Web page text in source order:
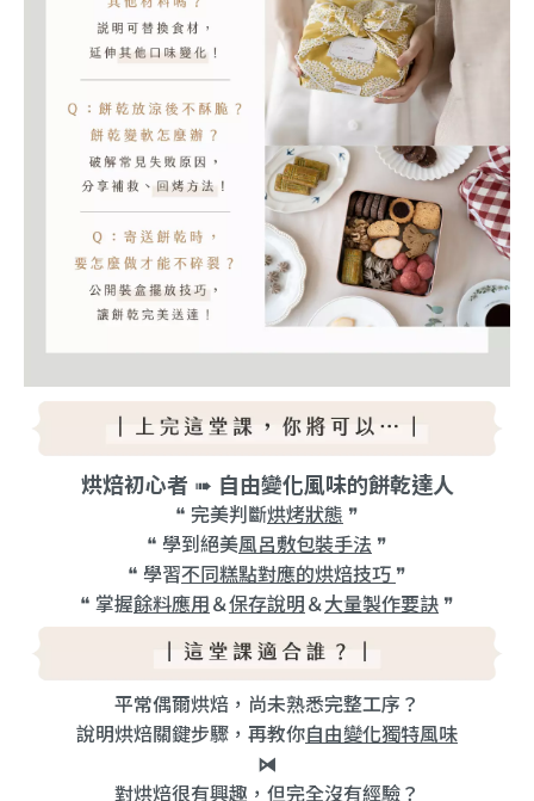
烘焙初心者 ➠ 自由變化風味的餅乾達人
❝ 完美判斷烘烤狀態 ❞
❝ 學到絕美風呂敷包裝手法 ❞
❝ 學習不同糕點對應的烘焙技巧 ❞
❝ 掌握餘料應用＆保存說明＆大量製作要訣 ❞
平常偶爾烘焙，尚未熟悉完整工序？
說明烘焙關鍵步驟，再教你自由變化獨特風味
⧒
對烘焙很有興趣，但完全沒有經驗？